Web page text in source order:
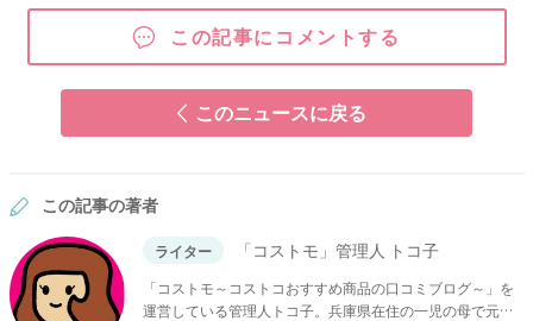
この記事にコメントする
このニュースに戻る
この記事の著者
ライター 「コストモ」管理人 トコ子
「コストモ～コストコおすすめ商品の口コミブログ～」を
運営している管理人トコ子。兵庫県在住の一児の母で元ラ